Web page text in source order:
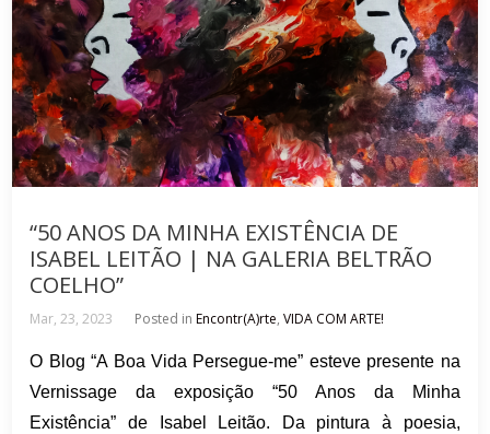
“50 ANOS DA MINHA EXISTÊNCIA DE
ISABEL LEITÃO | NA GALERIA BELTRÃO
COELHO”
Mar, 23, 2023 Posted inEncontr(A)rte,VIDA COM ARTE!
O Blog “A Boa Vida Persegue-me” esteve presente na
Vernissage da exposição “50 Anos da Minha
Existência” de Isabel Leitão. Da pintura à poesia,